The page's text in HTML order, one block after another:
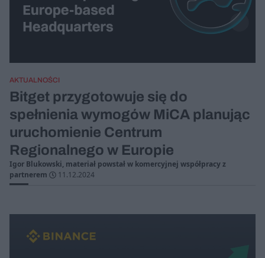
AKTUALNOŚCI
Bitget przygotowuje się do
spełnienia wymogów MiCA planując
uruchomienie Centrum
Regionalnego w Europie
Igor Blukowski, materiał powstał w komercyjnej współpracy z
partnerem
11.12.2024